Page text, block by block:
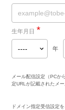
生年月日 *
年
メール配信設定（PCか
定URLが記載されたメ
ドメイン指定受信設定